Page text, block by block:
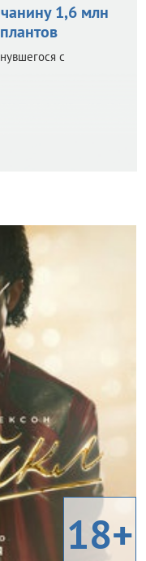
1,6 млн
с
18+